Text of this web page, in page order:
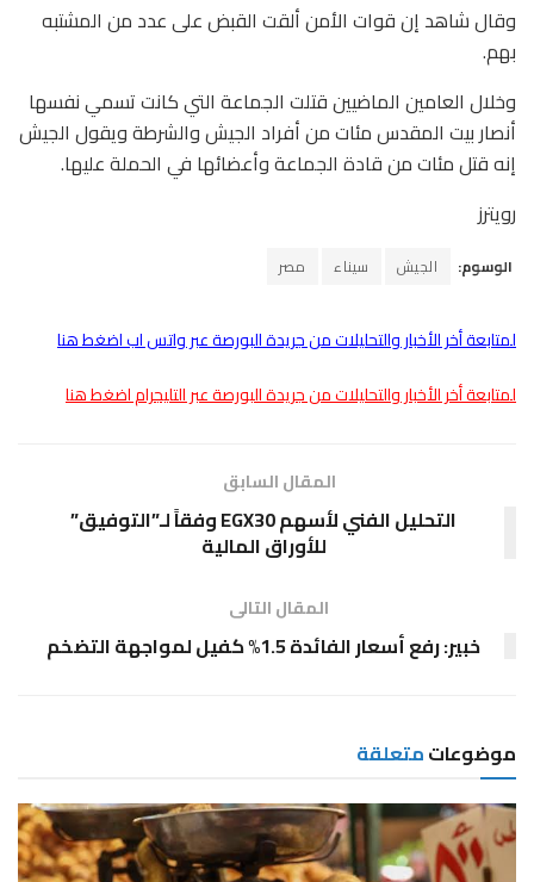
وقال شاهد إن قوات الأمن ألقت القبض على عدد من المشتبه
بهم.
وخلال العامين الماضيين قتلت الجماعة التي كانت تسمي نفسها
أنصار بيت المقدس مئات من أفراد الجيش والشرطة ويقول الجيش
إنه قتل مئات من قادة الجماعة وأعضائها في الحملة عليها.
رويترز
الوسوم: الجيش سيناء مصر
لمتابعة أخر الأخبار والتحليلات من جريدة البورصة عبر واتس اب اضغط هنا
لمتابعة أخر الأخبار والتحليلات من جريدة البورصة عبر التليجرام اضغط هنا
المقال السابق
التحليل الفني لأسهم EGX30 وفقاً لـ”التوفيق”
للأوراق المالية
المقال التالى
خبير: رفع أسعار الفائدة 1.5% كفيل لمواجهة التضخم
موضوعاتمتعلقة